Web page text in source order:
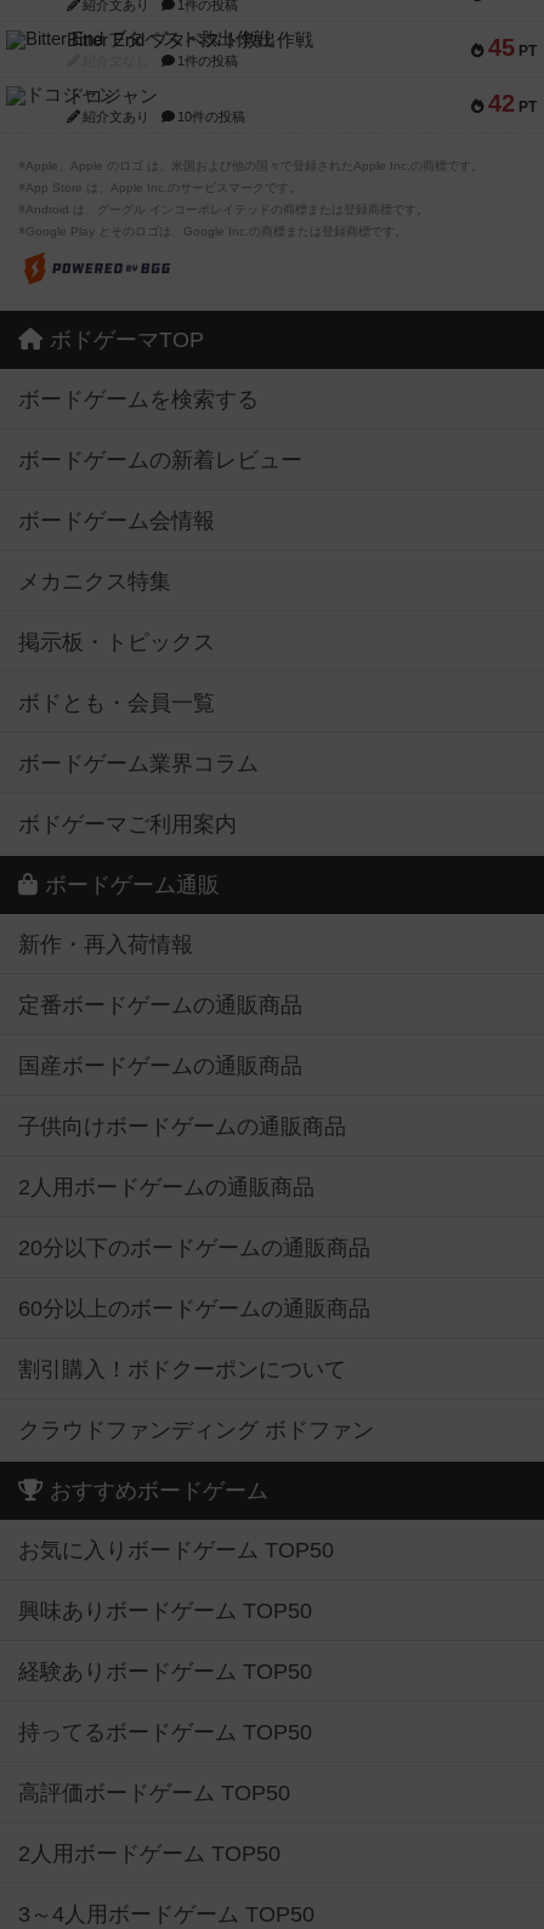
紹介文あり 1件の投稿
45 PT
Bitter End ブタペスト救出作戦
1件の投稿
42 PT
ドコジャン
紹介文あり 10件の投稿
※Apple、Apple のロゴ は、米国および他の国々で登録されたApple Inc.の商標です。
※App Store は、Apple Inc.のサービスマークです。
※Android は、グーグル インコーポレイテッドの商標または登録商標です。
※Google Play とそのロゴは、Google Inc.の商標または登録商標です。
ボドゲーマTOP
ボードゲームを検索する
ボードゲームの新着レビュー
ボードゲーム会情報
メカニクス特集
掲示板・トピックス
ボドとも・会員一覧
ボードゲーム業界コラム
ボドゲーマご利用案内
ボードゲーム通販
新作・再入荷情報
定番ボードゲームの通販商品
国産ボードゲームの通販商品
子供向けボードゲームの通販商品
2人用ボードゲームの通販商品
20分以下のボードゲームの通販商品
60分以上のボードゲームの通販商品
割引購入！ボドクーポンについて
クラウドファンディング ボドファン
おすすめボードゲーム
お気に入りボードゲーム TOP50
興味ありボードゲーム TOP50
経験ありボードゲーム TOP50
持ってるボードゲーム TOP50
高評価ボードゲーム TOP50
2人用ボードゲーム TOP50
3～4人用ボードゲーム TOP50